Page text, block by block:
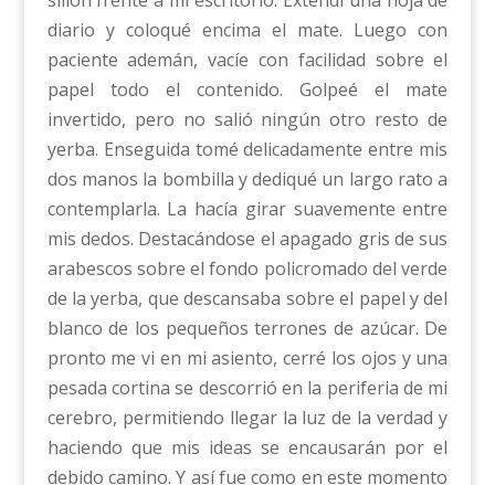
diario y coloqué encima el mate. Luego con
paciente ademán, vacíe con facilidad sobre el
papel todo el contenido. Golpeé el mate
invertido, pero no salió ningún otro resto de
yerba. Enseguida tomé delicadamente entre mis
dos manos la bombilla y dediqué un largo rato a
contemplarla. La hacía girar suavemente entre
mis dedos. Destacándose el apagado gris de sus
arabescos sobre el fondo policromado del verde
de la yerba, que descansaba sobre el papel y del
blanco de los pequeños terrones de azúcar. De
pronto me vi en mi asiento, cerré los ojos y una
pesada cortina se descorrió en la periferia de mi
cerebro, permitiendo llegar la luz de la verdad y
haciendo que mis ideas se encausarán por el
debido camino. Y así fue como en este momento